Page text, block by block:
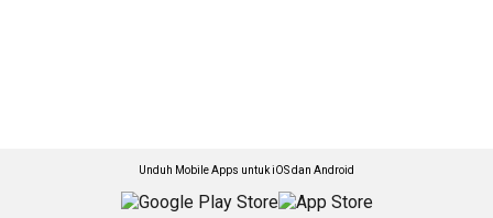
Unduh Mobile Apps untuk iOS dan Android